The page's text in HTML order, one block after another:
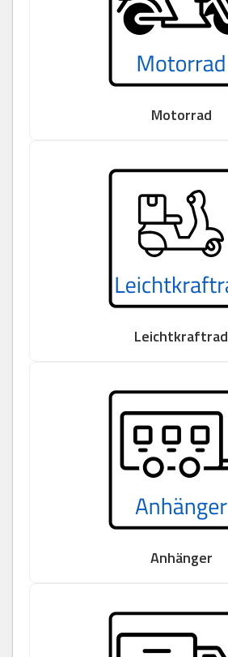
Motorrad
Leichtkraftrad
Anhänger